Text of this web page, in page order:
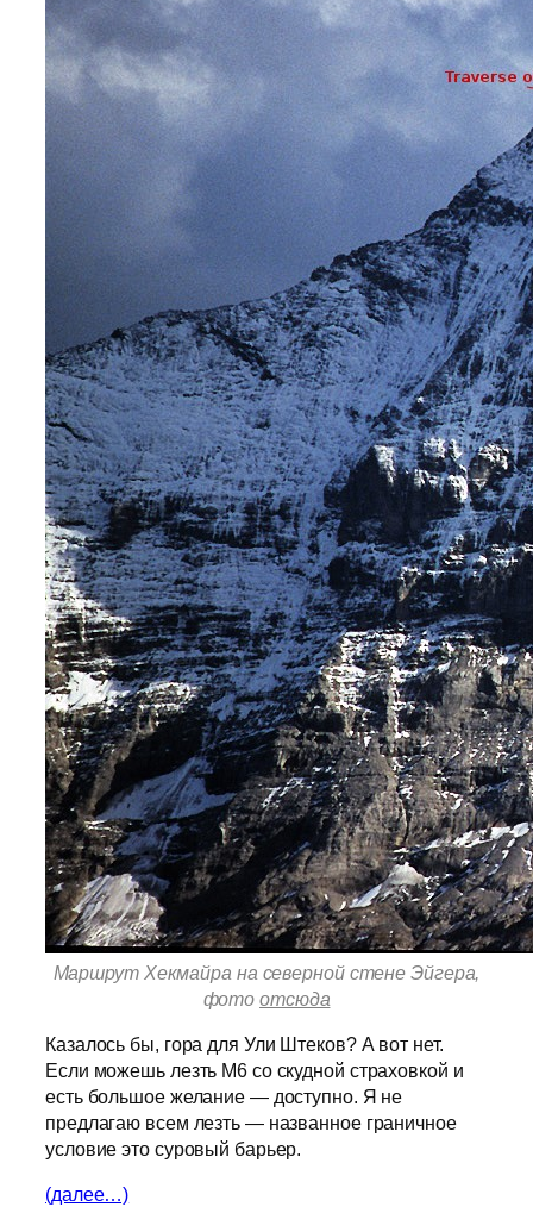
Маршрут Хекмайра на северной стене Эйгера,
фотоотсюда
Казалось бы, гора для Ули Штеков? А вот нет.
Если можешь лезть M6 со скудной страховкой и
есть большое желание — доступно. Я не
предлагаю всем лезть — названное граничное
условие это суровый барьер.
(далее…)